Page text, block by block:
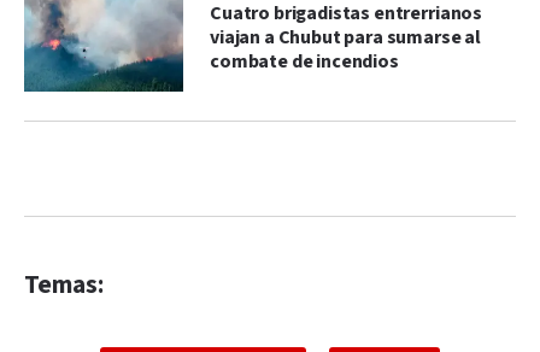
Cuatro brigadistas entrerrianos
viajan a Chubut para sumarse al
combate de incendios
Temas: